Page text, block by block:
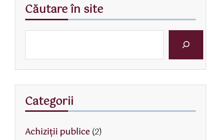
Căutare în site
Categorii
Achiziții publice(2)